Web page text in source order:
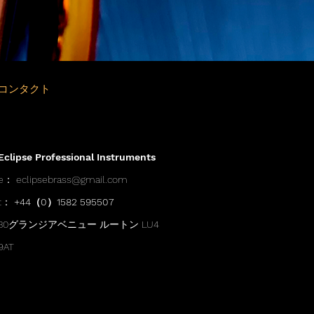
ンタクト
Professional Instruments
： eclipsebrass@gmail.com
+44（0）1582 595507
グランジアベニュー ルートン LU4